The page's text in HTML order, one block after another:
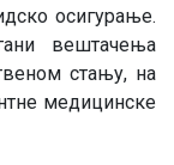
осигурање.
вештачења
стању, на
медицинске